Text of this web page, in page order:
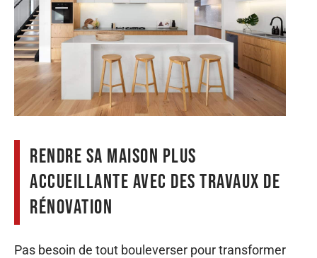
Rendre sa maison plus
accueillante avec des travaux de
rénovation
Pas besoin de tout bouleverser pour transformer